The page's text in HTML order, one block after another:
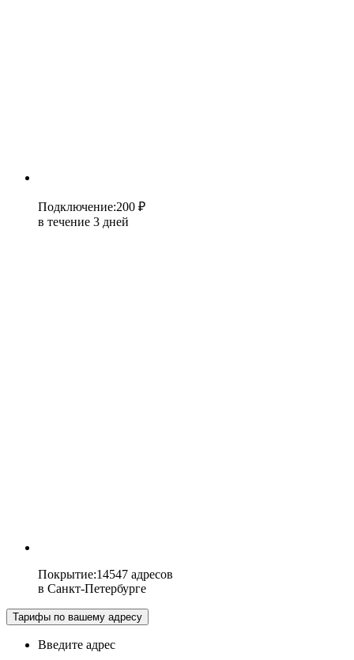
Подключение:200 ₽
в течение 3 дней
Покрытие:14547 адресов
в Санкт-Петербурге
Тарифы по вашему адресу
Введите адрес